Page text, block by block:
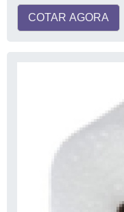
COTAR AGORA